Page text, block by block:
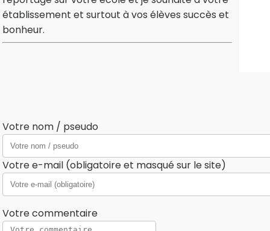
établissement et surtout à vos élèves succès et
bonheur.
Votre nom / pseudo
Votre e-mail (obligatoire et masqué sur le site)
Votre commentaire